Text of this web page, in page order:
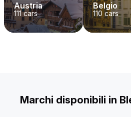
Austria
111cars
Belgio
110 cars
Marchi disponibili in